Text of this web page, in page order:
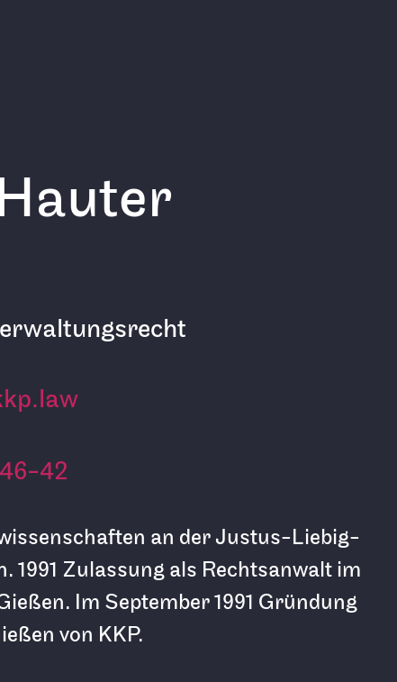
42
an der Justus-Liebig-
1991 Zulassung als Rechtsanwalt im
Im September 1991 Gründung
von KKP.